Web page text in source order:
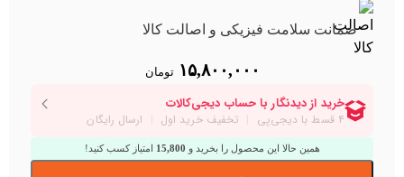
ضمانت سلامت فیزیکی و اصالت کالا
۱۵,۸۰۰,۰۰۰ تومان
همین حالا این محصول را بخرید و 15,800 امتیاز کسب کنید!